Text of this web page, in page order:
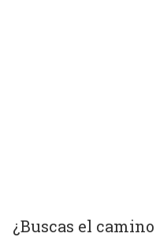
¿Buscas el